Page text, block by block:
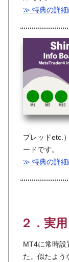
≫ 特典の詳細
プレッドetc.
ードです。
≫ 特典の詳細
２．実
MT4に常時設
た。似たよう